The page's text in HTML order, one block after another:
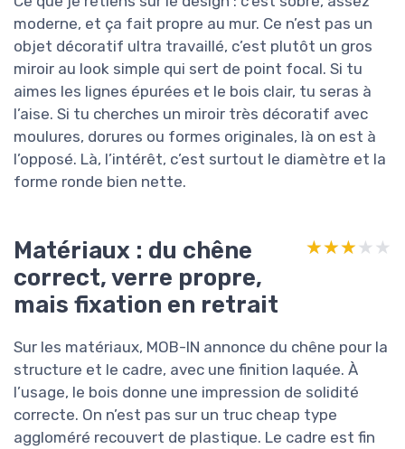
moderne, et ça fait propre au mur. Ce n’est pas un
objet décoratif ultra travaillé, c’est plutôt un gros
miroir au look simple qui sert de point focal. Si tu
aimes les lignes épurées et le bois clair, tu seras à
l’aise. Si tu cherches un miroir très décoratif avec
moulures, dorures ou formes originales, là on est à
l’opposé. Là, l’intérêt, c’est surtout le diamètre et la
forme ronde bien nette.
Matériaux : du chêne
correct, verre propre,
mais fixation en retrait
★★★★★
★★★★★
Sur les matériaux, MOB-IN annonce du chêne pour la
structure et le cadre, avec une finition laquée. À
l’usage, le bois donne une impression de solidité
correcte. On n’est pas sur un truc cheap type
aggloméré recouvert de plastique. Le cadre est fin